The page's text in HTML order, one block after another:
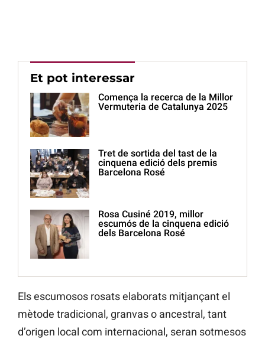
Et pot interessar
Comença la recerca de la Millor
Vermuteria de Catalunya 2025
Tret de sortida del tast de la
cinquena edició dels premis
Barcelona Rosé
Rosa Cusiné 2019, millor
escumós de la cinquena edició
dels Barcelona Rosé
Els escumosos rosats elaborats mitjançant el
mètode tradicional, granvas o ancestral, tant
d’origen local com internacional, seran sotmesos